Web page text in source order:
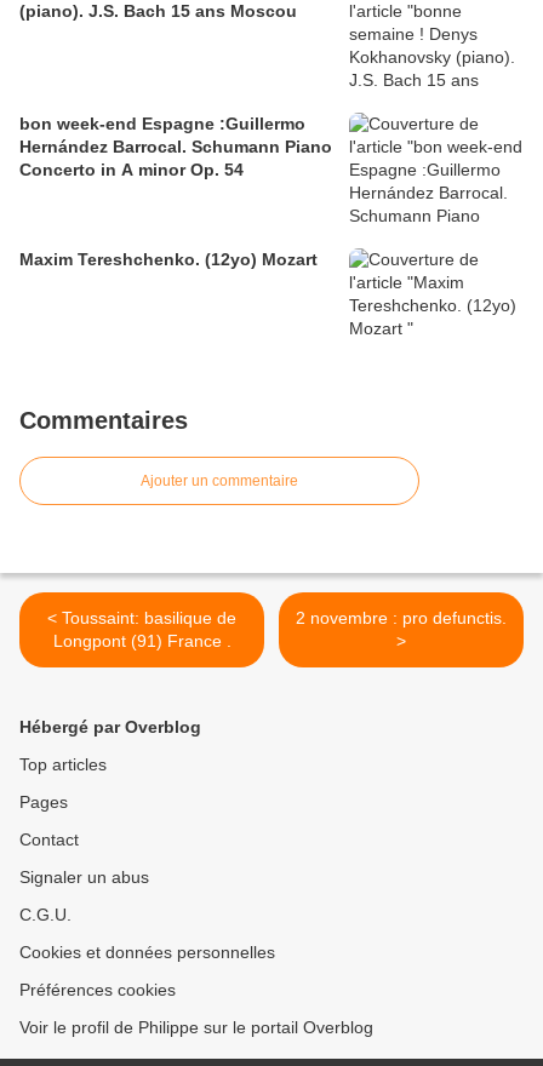
(piano). J.S. Bach 15 ans Moscou
bon week-end Espagne :Guillermo
Hernández Barrocal. Schumann Piano
Concerto in A minor Op. 54
Maxim Tereshchenko. (12yo) Mozart
Commentaires
Ajouter un commentaire
< Toussaint: basilique de
Longpont (91) France .
2 novembre : pro defunctis.
>
Hébergé par Overblog
Top articles
Pages
Contact
Signaler un abus
C.G.U.
Cookies et données personnelles
Préférences cookies
Voir le profil de Philippe sur le portail Overblog